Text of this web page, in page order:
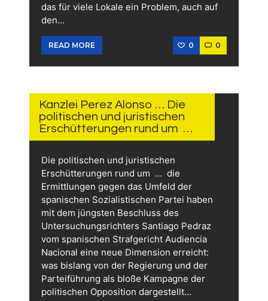
das für viele Lokale ein Problem, auch auf
den…
READ MORE 0 0
Kanzlei Perez Alonso … Die
politischen und juristischen
Erschütterungen rund um …
Die politischen und juristischen
Erschütterungen rund um … die
Ermittlungen gegen das Umfeld der
spanischen Sozialistischen Partei haben
mit dem jüngsten Beschluss des
Untersuchungsrichters Santiago Pedraz
vom spanischen Strafgericht Audiencia
Nacional eine neue Dimension erreicht:
was bislang von der Regierung und der
Parteiführung als bloße Kampagne der
politischen Opposition dargestellt…